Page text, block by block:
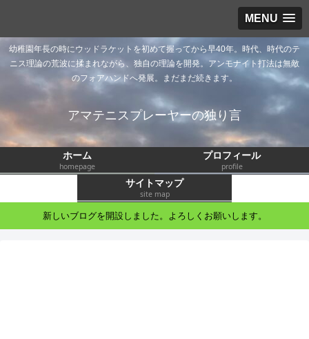
MENU
幼稚園年長の時にウッドラケットを初めて握ってから早40年。時代、時代のテ
ニス理論の荒波に揉まれながら、独自の理論を開発。アンモナイト打法は無敵
のフォアハンドへ発展。まだまだ続きます。
アマテニスプレーヤーの独り言
ホーム
homepage
プロフィール
profile
サイトマップ
site map
新しいブログを開設しました。よろしくお願いします。